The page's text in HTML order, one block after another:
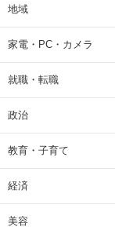
地域
家電・PC・カメラ
就職・転職
政治
教育・子育て
経済
美容